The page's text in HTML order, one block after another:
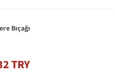
Bıçağı
TRY